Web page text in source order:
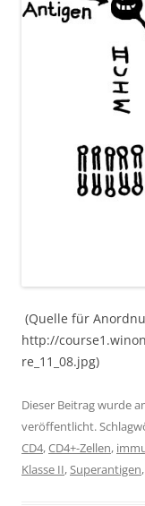
(Quelle für
http://
re_11_08.jpg)
Dieser Beitrag wurde
veröffentlicht.
CD4,CD4+-Zellen,
Klasse II,Superantigen,